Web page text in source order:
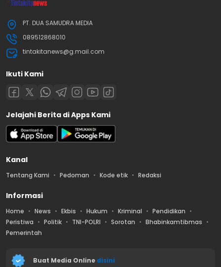
PT. DUA SAMUDRA MEDIA
089512868010
tintakitanews@g.mail.com
Ikuti Kami
Jelajahi Berita di Apps Kami
Kanal
Tentang Kami Pedoman Kode etik Redaksi
Informasi
Home News Ekbis Hukum Kriminal
Pendidikan
Peristiwa
Politik TNI-POLRI Sorotan
Bhabinkamtibmas
Pemerintah
Buat Media Online disini